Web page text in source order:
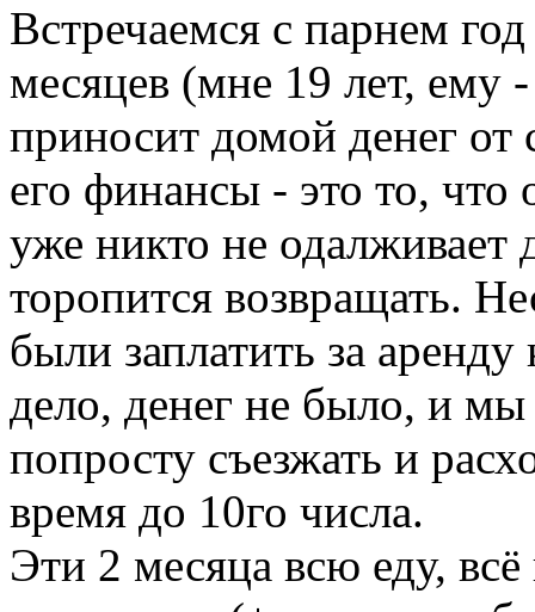
Встречаемся с парнем
месяцев (мне 19 лет, ему
приносит домой денег
его финансы - это то, что
уже никто не одалживает
торопится возвращать.
были заплатить за
дело, денег не было, и
попросту съезжать и
время до 10го числа.
Эти 2 месяца всю еду,